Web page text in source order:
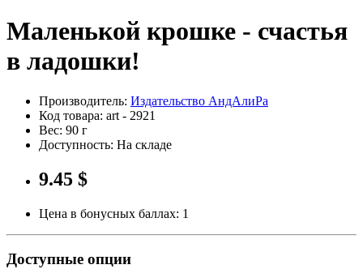
Маленькой крошке - счастья
в ладошки!
Производитель: Издательство АндАлиРа
Код товара: art - 2921
Вес: 90 г
Доступность: На складе
9.45 $
Цена в бонусных баллах: 1
Доступные опции